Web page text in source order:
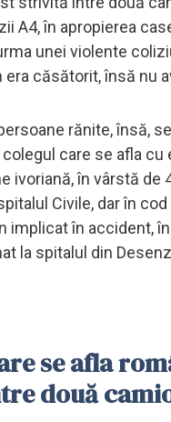
A4, în apropierea
unei violente
era căsătorit, însă nu
rănite, însă,
care se afla cu
ivoriană, în vârstă de
Civile, dar în cod
implicat în accident,
la spitalul din
se afla
două